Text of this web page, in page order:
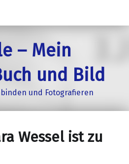
– Mein
und Bild
und Fotografieren
Wessel ist zu